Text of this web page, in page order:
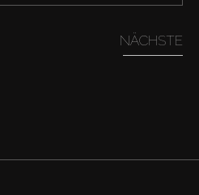
NÄCHSTE